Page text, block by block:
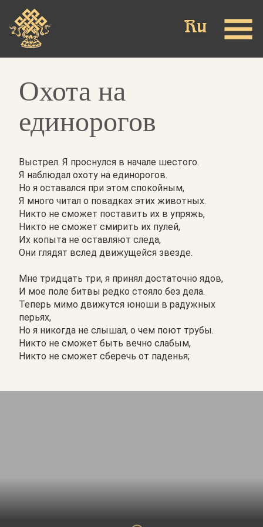
main
content
Охота на
единорогов
Выстрел. Я проснулся в начале шестого.
Я наблюдал охоту на единорогов.
Но я оставался при этом спокойным,
Я много читал о повадках этих животных.
Никто не сможет поставить их в упряжь,
Никто не сможет смирить их пулей,
Их копыта не оставляют следа,
Они глядят вслед движущейся звезде.
Мне тридцать три, я принял достаточно ядов,
И мое поле битвы редко стояло без дела.
Теперь мимо движутся юноши в радужных
перьях,
Но я никогда не слышал, о чем поют трубы.
Никто не сможет быть вечно слабым,
Никто не сможет сберечь от паденья;